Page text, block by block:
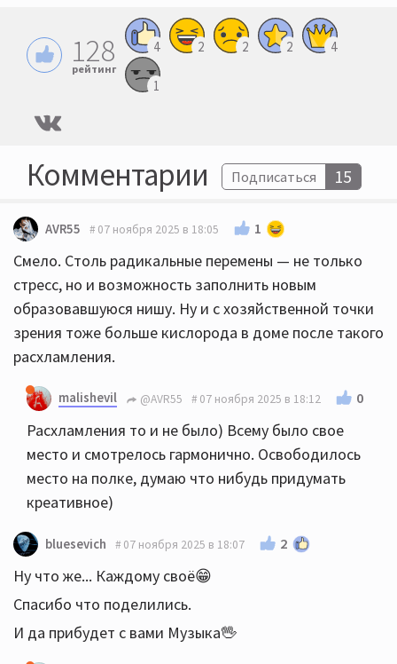
128
рейтинг
4 2 2 2 4
1
Комментарии Подписаться 15
AVR55 07 ноября 2025 в 18:05 1
Смело. Столь радикальные перемены — не только
стресс, но и возможность заполнить новым
образовавшуюся нишу. Ну и с хозяйственной точки
зрения тоже больше кислорода в доме после такого
расхламления.
malishevil @AVR55 07 ноября 2025 в 18:12 0
Расхламления то и не было) Всему было свое
место и смотрелось гармонично. Освободилось
место на полке, думаю что нибудь придумать
креативное)
bluesevich 07 ноября 2025 в 18:07 2
Ну что же... Каждому своё😁
Спасибо что поделились.
И да прибудет с вами Музыка🖖